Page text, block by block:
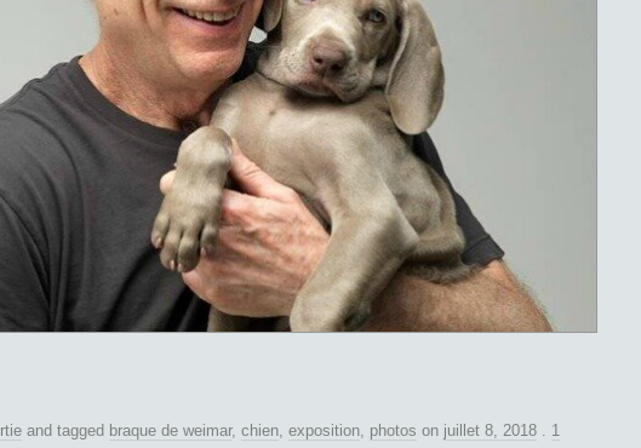
and tagged braque de weimar, chien, exposition, photos on juillet 8, 2018 . 1